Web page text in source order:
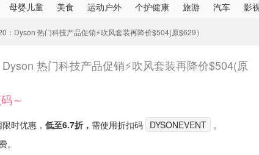
母婴儿童 美食 运动户外 个护健康 旅游 汽车 影
：Dyson 热门科技产品促销⚡吹风套装再降价$504(原$629）
热门科技产品促销⚡吹风套装再降价$504(原
～
时优惠， 低至6.7折， 需使用折扣码 DYSONEVENT 。
。